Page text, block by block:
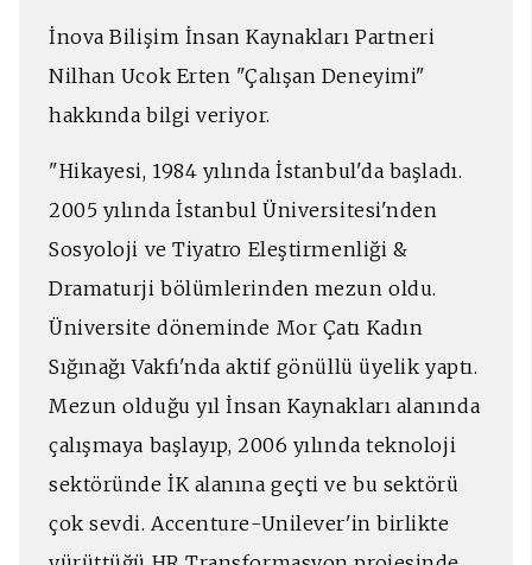
İnova Bilişim İnsan Kaynakları Partneri
Nilhan Ucok Erten "Çalışan Deneyimi"
hakkında bilgi veriyor.
"Hikayesi, 1984 yılında İstanbul'da başladı.
2005 yılında İstanbul Üniversitesi'nden
Sosyoloji ve Tiyatro Eleştirmenliği &
Dramaturji bölümlerinden mezun oldu.
Üniversite döneminde Mor Çatı Kadın
Sığınağı Vakfı'nda aktif gönüllü üyelik yaptı.
Mezun olduğu yıl İnsan Kaynakları alanında
çalışmaya başlayıp, 2006 yılında teknoloji
sektöründe İK alanına geçti ve bu sektörü
çok sevdi. Accenture-Unilever'in birlikte